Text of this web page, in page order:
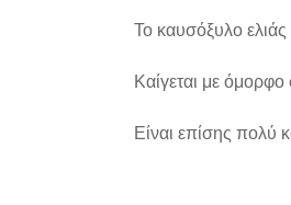
Το καυσόξυλο
Καίγεται με όμορφο
Είναι επίσης πολύ